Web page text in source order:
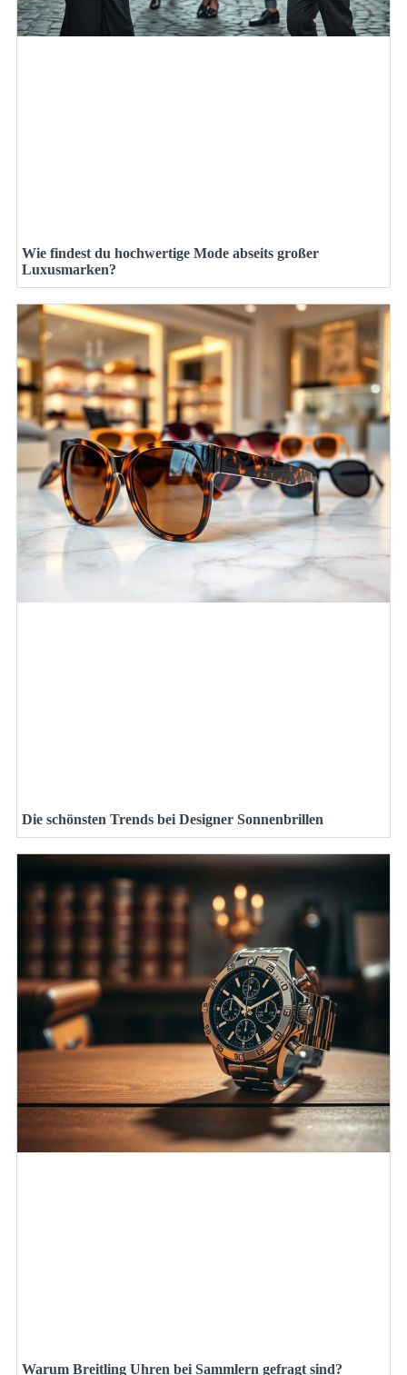
Wie findest du hochwertige Mode abseits großer
Luxusmarken?
Die schönsten Trends bei Designer Sonnenbrillen
Warum Breitling Uhren bei Sammlern gefragt sind?